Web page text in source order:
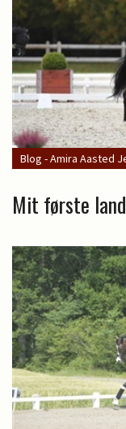
Blog - Amira Aasted
Mit første